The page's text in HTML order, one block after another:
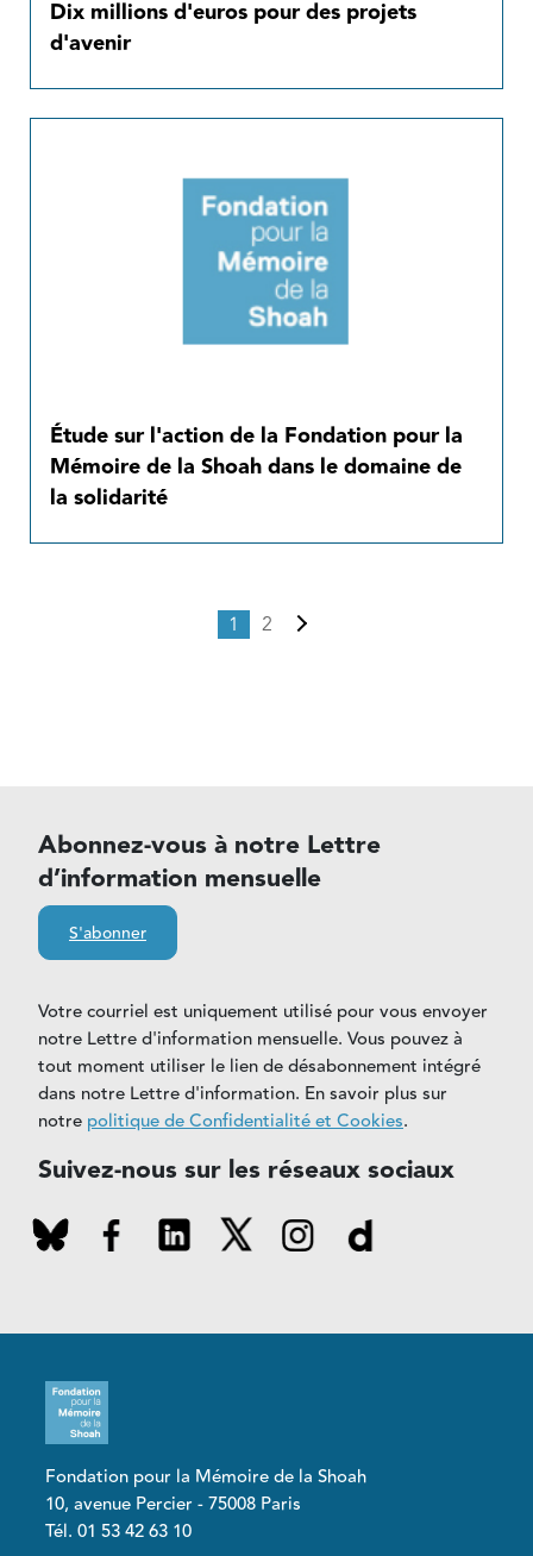
Dix millions d'euros pour des projets
d'avenir
Étude sur l'action de la Fondation pour la
Mémoire de la Shoah dans le domaine de
la solidarité
Page courante
1 Page
2 Page suivante
Abonnez-vous à notre Lettre
d’information mensuelle
S'abonner
Votre courriel est uniquement utilisé pour vous envoyer
notre Lettre d'information mensuelle. Vous pouvez à
tout moment utiliser le lien de désabonnement intégré
dans notre Lettre d'information. En savoir plus sur
notre politique de Confidentialité et Cookies.
Suivez-nous sur les réseaux sociaux
Fondation pour la Mémoire de la Shoah
10, avenue Percier - 75008 Paris
Tél. 01 53 42 63 10